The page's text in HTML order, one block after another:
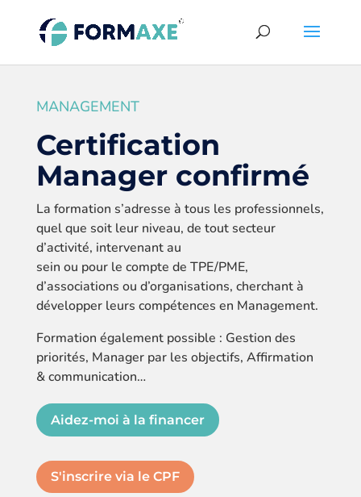
MANAGEMENT
Certification
Manager confirmé
La formation s’adresse à tous les professionnels,
quel que soit leur niveau, de tout secteur
d’activité, intervenant au
sein ou pour le compte de TPE/PME,
d’associations ou d’organisations, cherchant à
développer leurs compétences en Management.
Formation également possible : Gestion des
priorités, Manager par les objectifs, Affirmation
& communication…
Aidez-moi à la financer
S'inscrire via le CPF